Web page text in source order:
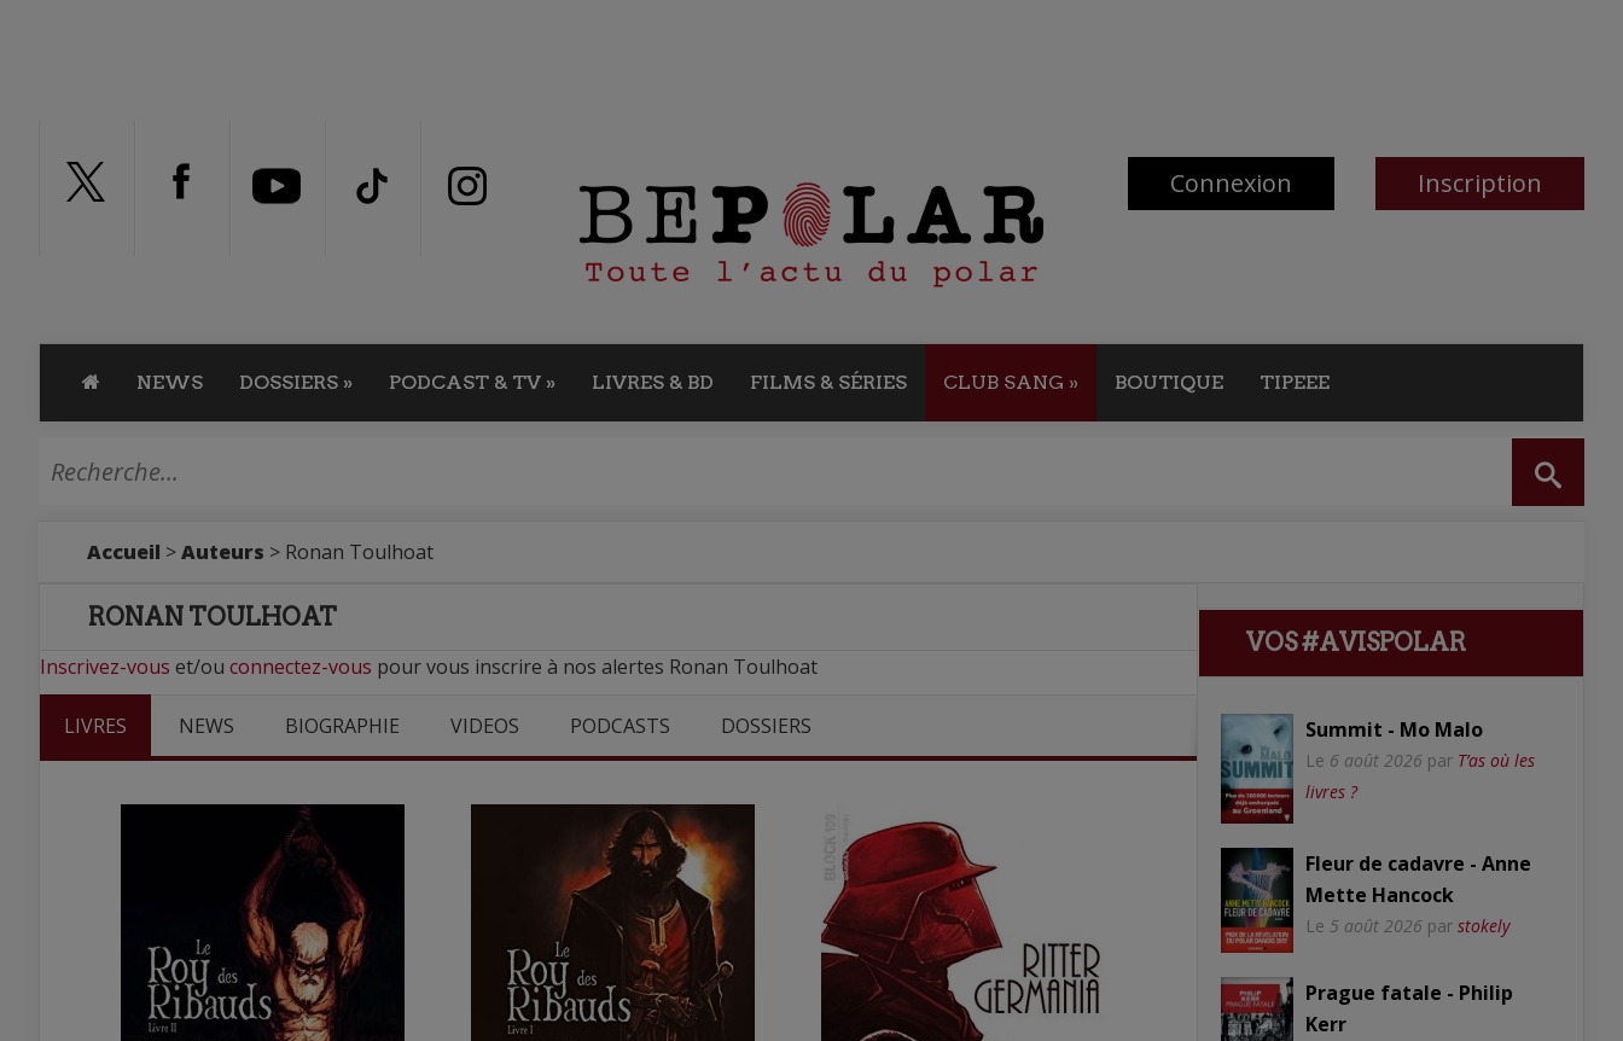
Connexion Inscription
NEWS DOSSIERS » PODCAST & TV » LIVRES & BD FILMS & SÉRIES CLUB SANG » BOUTIQUE TIPEEE
Accueil >Auteurs > Ronan Toulhoat
RONAN TOULHOAT
Inscrivez-vous et/ou connectez-vous pour vous inscrire à nos alertes Ronan Toulhoat
LIVRES NEWS BIOGRAPHIE VIDEOS PODCASTS DOSSIERS
VOS #AVISPOLAR
Summit - Mo Malo
Le 6 août 2026 par T’as où les
livres ?
Fleur de cadavre - Anne
Mette Hancock
Le 5 août 2026 par stokely
Prague fatale - Philip
Kerr